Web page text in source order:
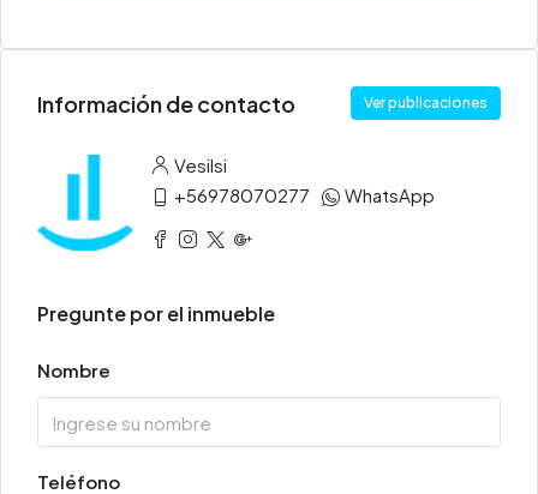
Información de contacto Ver publicaciones
Vesilsi
+56978070277
WhatsApp
Pregunte por el inmueble
Nombre
Teléfono